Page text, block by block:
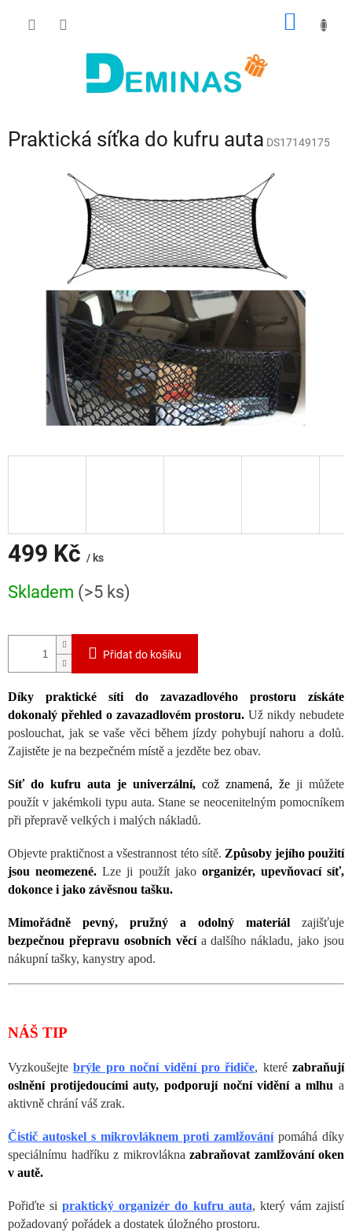
Praktická síťka do kufru auta DS17149175
499 Kč / ks
cena:
Skladem (>5 ks)
Přidat do košíku
Díky praktické síti do zavazadlového prostoru získáte
dokonalý přehled o zavazadlovém prostoru. Už nikdy nebudete
poslouchat, jak se vaše věci během jízdy pohybují nahoru a dolů.
Zajistěte je na bezpečném místě a jezděte bez obav.
Síť do kufru auta je univerzální, což znamená, že ji můžete
použít v jakémkoli typu auta. Stane se neocenitelným pomocníkem
při přepravě velkých i malých nákladů.
Objevte praktičnost a všestrannost této sítě. Způsoby jejího použití
jsou neomezené.Lze ji použít jako organizér, upevňovací síť,
dokonce i jako závěsnou tašku.
Mimořádně pevný, pružný a odolný materiál zajišťuje
bezpečnou přepravu osobních věcí a dalšího nákladu, jako jsou
nákupní tašky, kanystry apod.
NÁŠ TIP
Vyzkoušejtebrýle pro noční vidění pro řidiče, které zabraňují
oslnění protijedoucími auty, podporují noční vidění a mlhu a
aktivně chrání váš zrak.
Čistič autoskel s mikrovláknem proti zamlžovánípomáhá díky
speciálnímu hadříku z mikrovlákna zabraňovat zamlžování oken
v autě.
Pořiďte sipraktický organizér do kufru auta, který vám zajistí
požadovaný pořádek a dostatek úložného prostoru.